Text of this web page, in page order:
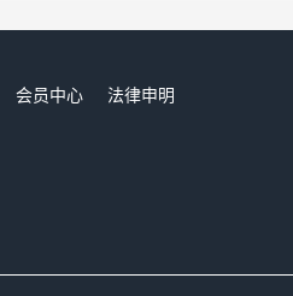
会员中心
法律申明